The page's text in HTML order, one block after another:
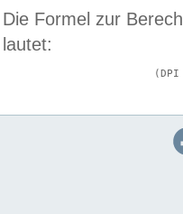
Die Formel zur
lautet: